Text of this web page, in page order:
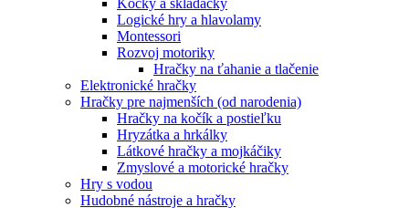
Logické hry a hlavolamy
Montessori
Rozvoj motoriky
Hračky na ťahanie a tlačenie
Elektronické hračky
Hračky pre najmenších (od narodenia)
Hračky na kočík a postieľku
Hryzátka a hrkálky
Látkové hračky a mojkáčiky
Zmyslové a motorické hračky
Hry s vodou
Hudobné nástroje a hračky